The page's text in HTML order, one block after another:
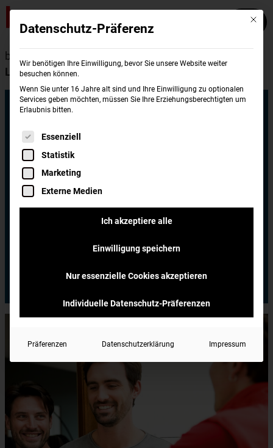
burgerme
Lorenz
burgerme
Lübeck St.
Lorenz
Fackenburger Allee 10a
Mit
Datenschutz-Präferenz
Wir benötigen Ihre Einwilligung, bevor Sie unsere Website weiter
besuchen können.
Wenn Sie unter 16 Jahre alt sind und Ihre Einwilligung zu optionalen
Services geben möchten, müssen Sie Ihre Erziehungsberechtigten um
Erlaubnis bitten.
Es folgt eine Liste der Service-Gruppen, für
Essenziell
Statistik
Marketing
Externe Medien
Ich akzeptiere alle
Einwilligung speichern
Nur essenzielle Cookies akzeptieren
Individuelle Datenschutz-Präferenzen
Präferenzen Datenschutzerklärung Impressum